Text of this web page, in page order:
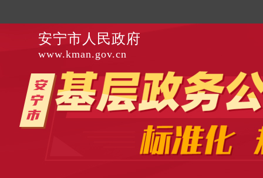
安宁市人民政府
www.kman.gov.cn